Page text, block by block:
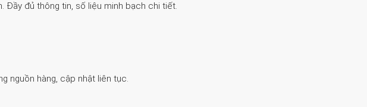
Đầy đủ thông tin, số liệu minh bạch chi tiết.
nguồn hàng, cập nhật liên tục.